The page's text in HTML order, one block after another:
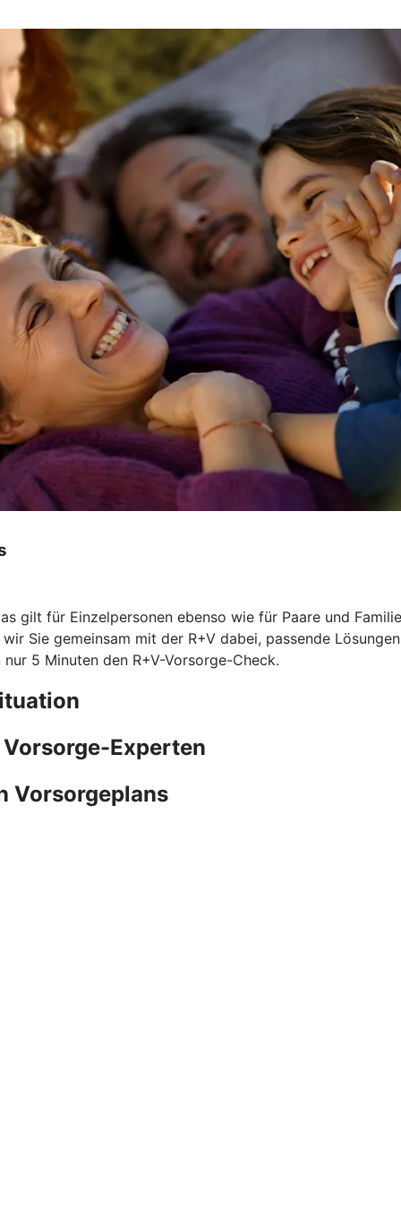
gilt für Einzelpersonen ebenso wie für Paare und
Sie gemeinsam mit der R+V dabei, passende
nur 5 Minuten den R+V-Vorsorge-Check.
Experten
Vorsorgeplans